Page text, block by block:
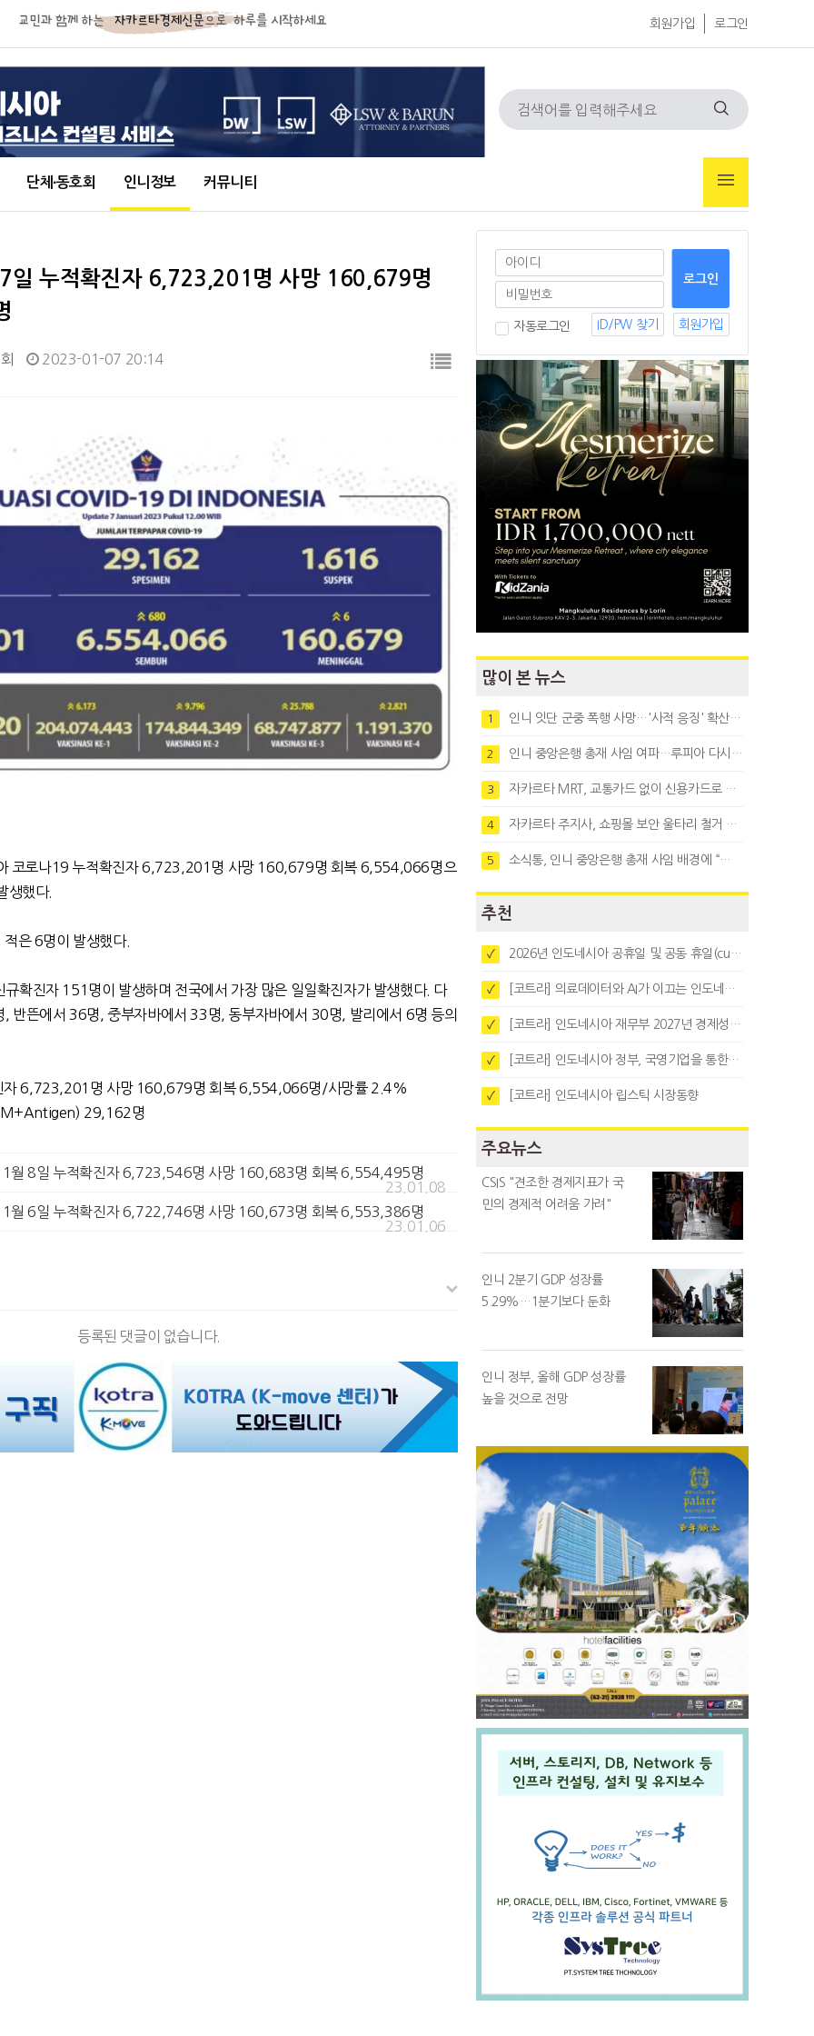
회원가입 로그인
단체∙동호회 인니정보 커뮤니티
일 누적확진자 6,723,201명 사망 160,679명
2023-01-07 20:14
코로나19 누적확진자 6,723,201명 사망 160,679명 회복 6,554,066명으
생했다.
은 6명이 발생했다.
규확진자 151명이 발생하며 전국에서 가장 많은 일일확진자가 발생했다. 다
반뜬에서 36명, 중부자바에서 33명, 동부자바에서 30명, 발리에서 6명 등의
자 6,723,201명 사망 160,679명 회복 6,554,066명/사망률 2.4%
29,162명
월 8일 누적확진자 6,723,546명 사망 160,683명 회복 6,554,495명
23.01.08
월 6일 누적확진자 6,722,746명 사망 160,673명 회복 6,553,386명
23.01.06
등록된 댓글이 없습니다.
자동로그인 ID/PW 찾기 회원가입
많이 본 뉴스
1 인니 잇단 군중 폭행 사망…'사적 응징' 확산에 법치 우려
2 인니 중앙은행 총재 사임 여파…루피아 다시 1만8천대로 약세
3 자카르타 MRT, 교통카드 없이 신용카드로 바로 탄다
4 자카르타 주지사, 쇼핑몰 보안 울타리 철거 요청…"치안 문제없다"
5 소식통, 인니 중앙은행 총재 사임 배경에 “정부와 정책 갈등"
추천
✓ 2026년 인도네시아 공휴일 및 공동 휴일(cuti bersama)
✓ [코트라] 의료데이터와 AI가 이끄는 인도네시아 디지털 헬스케어 시장 트렌드
✓ [코트라] 인도네시아 재무부 2027년 경제성장 전망 및 목표 발표
✓ [코트라] 인도네시아 정부, 국영기업을 통한 석탄·팜유·합금철 수출 중앙집중화 추진
✓ [코트라] 인도네시아 립스틱 시장동향
주요뉴스
CSIS "견조한 경제지표가 국
민의 경제적 어려움 가려"
인니 2분기 GDP 성장률
5.29%…1분기보다 둔화
인니 정부, 올해 GDP 성장률
높을 것으로 전망